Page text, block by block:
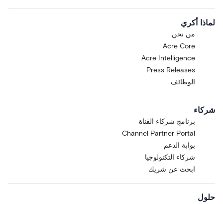
لماذا أكري
من نحن
Acre Core
Acre Intelligence
Press Releases
الوظائف
شركاء
برنامج شركاء القناة
Channel Partner Portal
بوابة الدعم
شركاء التكنولوجيا
ابحث عن شريك
حلول